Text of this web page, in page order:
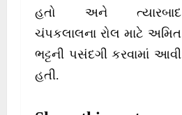
હતો અને ત્યારબાદ
ચંપકલાલના રોલ માટે અમિત
ભટ્ટની પસંદગી કરવામાં આવી
હતી.